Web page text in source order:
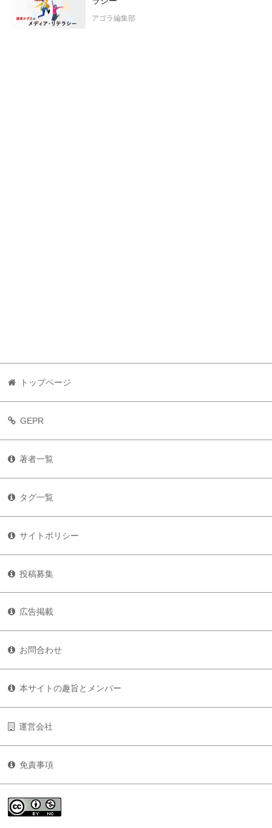
アゴラ編集部
トップページ
GEPR
著者一覧
タグ一覧
サイトポリシー
投稿募集
広告掲載
お問合わせ
本サイトの趣旨とメンバー
運営会社
免責事項